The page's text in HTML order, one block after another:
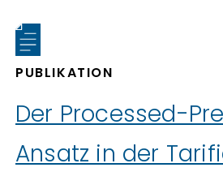
PUBLIKATION
Der Processed-
Ansatz in der